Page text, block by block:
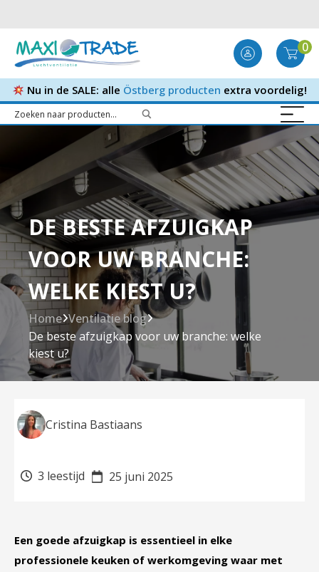
0
Nu in de SALE: alle Östberg producten extra voordelig!
DE BESTE AFZUIGKAP
VOOR UW BRANCHE:
WELKE KIEST U?
Home Ventilatie blog
De beste afzuigkap voor uw branche: welke
kiest u?
Cristina Bastiaans
3 leestijd 25 juni 2025
Een goede afzuigkap is essentieel in elke
professionele keuken of werkomgeving waar met